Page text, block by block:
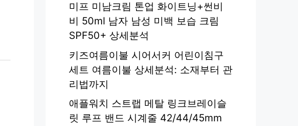
미프 미남크림 톤업 화이트닝+썬비
비 50ml 남자 남성 미백 보습 크림
SPF50+ 상세분석
키즈여름이불 시어서커 어린이침구
세트 여름이불 상세분석: 소재부터 관
리법까지
애플워치 스트랩 메탈 링크브레이슬
릿 루프 밴드 시계줄 42/44/45mm